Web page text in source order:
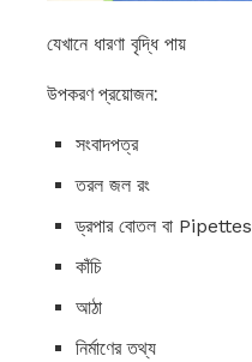
যেখানে ধারণা বৃদ্ধি পায়
উপকরণ প্রয়োজন:
সংবাদপত্র
তরল জল রং
ড্রপার বোতল বা Pipettes
কাঁচি
আঠা
নির্মাণের তথ্য